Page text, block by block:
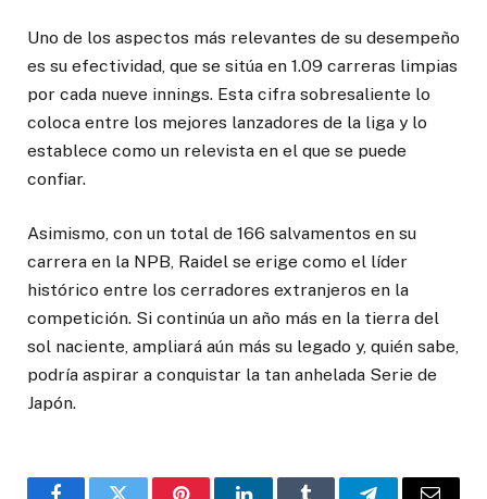
Uno de los aspectos más relevantes de su desempeño
es su efectividad, que se sitúa en 1.09 carreras limpias
por cada nueve innings. Esta cifra sobresaliente lo
coloca entre los mejores lanzadores de la liga y lo
establece como un relevista en el que se puede
confiar.
Asimismo, con un total de 166 salvamentos en su
carrera en la NPB, Raidel se erige como el líder
histórico entre los cerradores extranjeros en la
competición. Si continúa un año más en la tierra del
sol naciente, ampliará aún más su legado y, quién sabe,
podría aspirar a conquistar la tan anhelada Serie de
Japón.